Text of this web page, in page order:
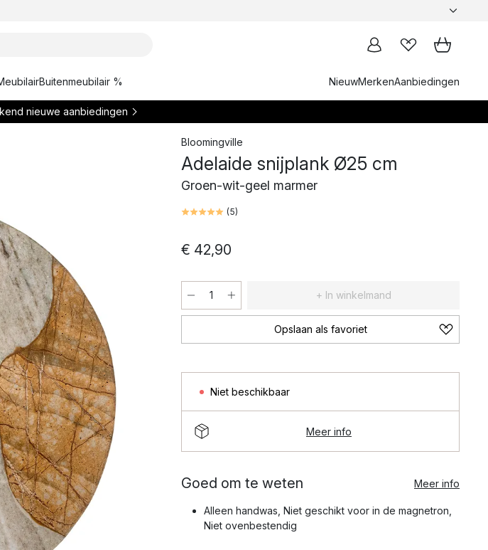
Buitenmeubilair % NieuwMerkenAanbiedingen
nieuwe aanbiedingen
Bloomingville
Adelaide snijplank Ø25 cm
Groen-wit-geel marmer
(5)
€ 42,90
+ In winkelmand
Opslaan als favoriet
Niet beschikbaar
Meer info
Goed om te weten Meer info
Alleen handwas, Niet geschikt voor in de magnetron,
Niet ovenbestendig